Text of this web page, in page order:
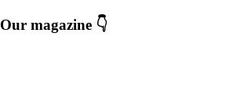
Our magazine 👇